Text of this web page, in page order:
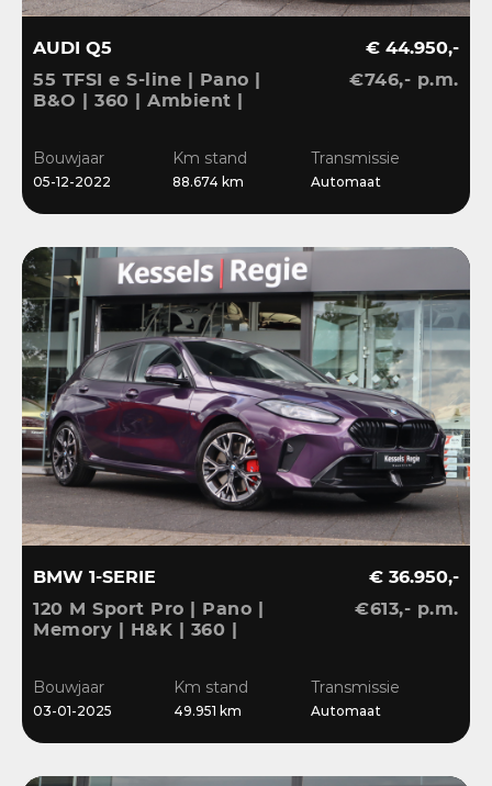
AUDI Q5
55 TFSI e S-line | Pano |
B&O | 360 | Ambient |
€ 44.950,-
€746,- p.m.
Bouwjaar
05-12-2022
Km stand
88.674 km
Transmissie
Automaat
BMW 1-SERIE
120 M Sport Pro | Pano |
Memory | H&K | 360 |
El.klep | 18”
€ 36.950,-
€613,- p.m.
Bouwjaar
03-01-2025
Km stand
49.951 km
Transmissie
Automaat